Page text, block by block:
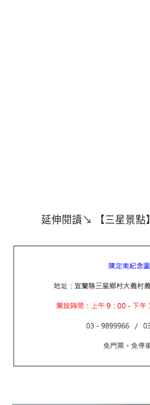
延伸閱讀↘ 【三星景點】